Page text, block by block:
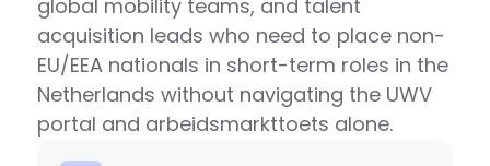
global mobility teams, and talent
acquisition leads who need to place non-
EU/EEA nationals in short-term roles in the
Netherlands without navigating the UWV
portal and arbeidsmarkttoets alone.